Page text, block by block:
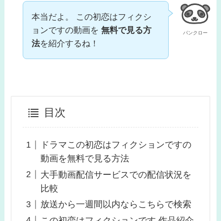
パンクロー
本当だよ。 この初恋はフィクシ
ョンですの動画を無料で見る方
法を紹介するね！
目次
ドラマこの初恋はフィクションですの
動画を無料で見る方法
大手動画配信サービスでの配信状況を
比較
放送から一週間以内ならこちらで検索